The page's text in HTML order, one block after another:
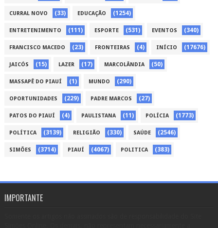
CURRAL NOVO (33) EDUCAÇÃO (1254)
ENTRETENIMENTO (111) ESPORTE (531) EVENTOS (340)
FRANCISCO MACEDO (23) FRONTEIRAS (4) INÍCIO (17676)
JAICÓS (15) LAZER (17) MARCOLÂNDIA (50)
MASSAPÊ DO PIAUÍ (1) MUNDO (290)
OPORTUNIDADES (229) PADRE MARCOS (27)
PATOS DO PIAUÍ (4) PAULISTANA (11) POLÍCIA (1773)
POLÍTICA (3139) RELIGIÃO (330) SAÚDE (2546)
SIMÕES (3714) PIAUÍ (4067) POLITICA (383)
IMPORTANTE